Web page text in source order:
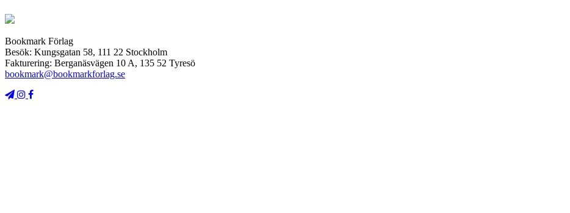
Bookmark Förlag
Besök: Kungsgatan 58, 111 22 Stockholm
Fakturering: Berganäsvägen 10 A, 135 52 Tyresö
bookmark@bookmarkforlag.se